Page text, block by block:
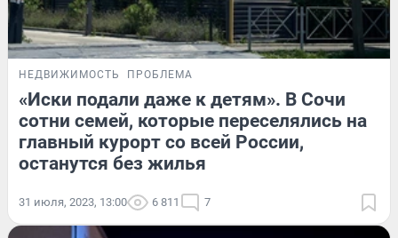
НЕДВИЖИМОСТЬ ПРОБЛЕМА
«Иски подали даже к детям». В Сочи
сотни семей, которые переселялись на
главный курорт со всей России,
останутся без жилья
31 июля, 2023, 13:00 6 811 7